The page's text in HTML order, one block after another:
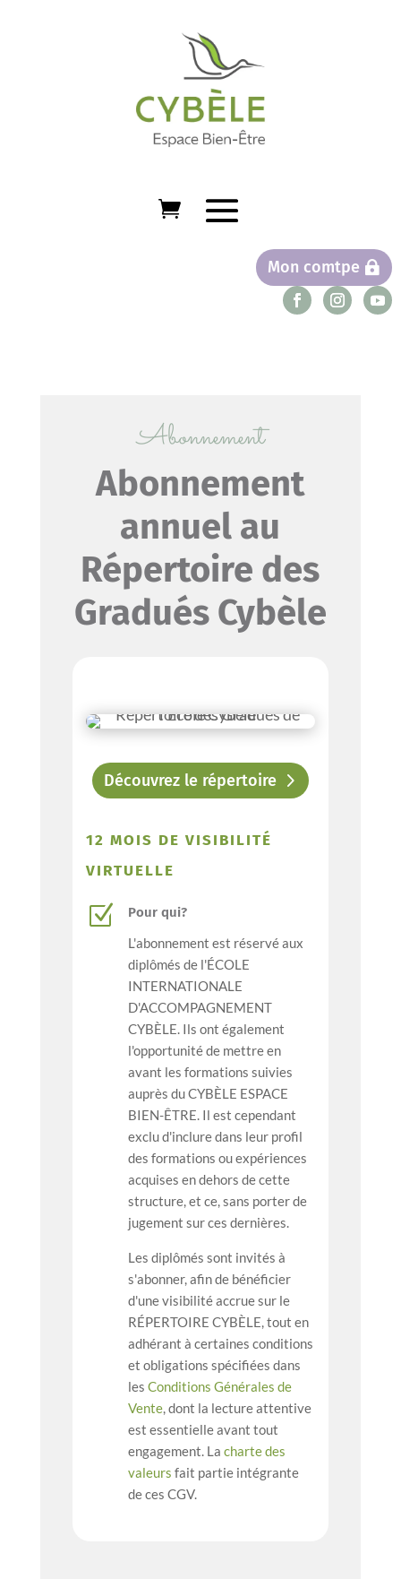
Mon comtpe
Abonnement
Abonnement
annuel au
Répertoire des
Gradués Cybèle
Découvrez le répertoire
12 MOIS DE VISIBILITÉ
VIRTUELLE
Z
Pour qui?
L'abonnement est réservé aux
diplômés de l'ÉCOLE
INTERNATIONALE
D'ACCOMPAGNEMENT
CYBÈLE. Ils ont également
l'opportunité de mettre en
avant les formations suivies
auprès du CYBÈLE ESPACE
BIEN-ÊTRE. Il est cependant
exclu d'inclure dans leur profil
des formations ou expériences
acquises en dehors de cette
structure, et ce, sans porter de
jugement sur ces dernières.
Les diplômés sont invités à
s'abonner, afin de bénéficier
d'une visibilité accrue sur le
RÉPERTOIRE CYBÈLE, tout en
adhérant à certaines conditions
et obligations spécifiées dans
les Conditions Générales de
Vente, dont la lecture attentive
est essentielle avant tout
engagement. La charte des
valeurs fait partie intégrante
de ces CGV.